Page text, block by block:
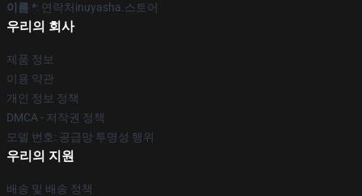
이름 *: 연락처inuyasha.스토어
우리의 회사
제품 정보
이용 약관
개인 정보 정책
DMCA - 저작권 정책
모델 번호: 공급망 투명성 행위
우리의 지원
배송 및 배송 정책